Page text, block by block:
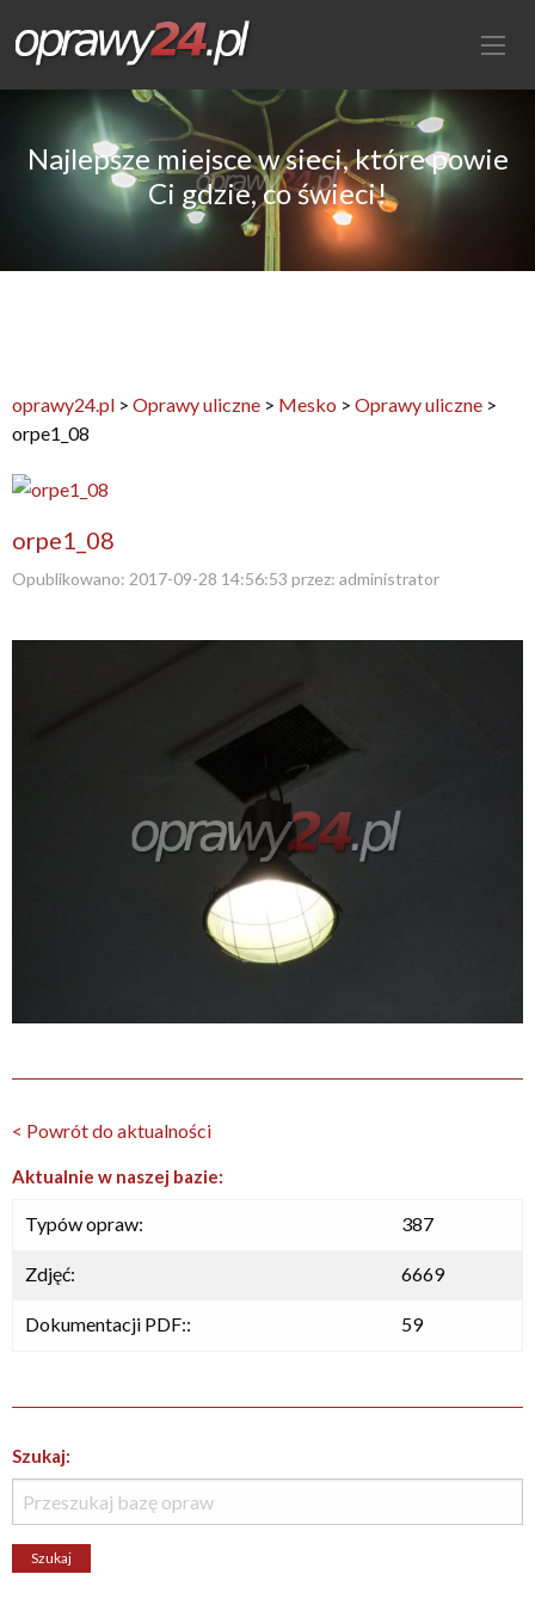
Najlepsze miejsce w sieci, które powie
Ci gdzie, co świeci!
oprawy24.pl > Oprawy uliczne > Mesko > Oprawy uliczne >
orpe1_08
orpe1_08
Opublikowano: 2017-09-28 14:56:53 przez: administrator
< Powrót do aktualności
Aktualnie w naszej bazie:
Typów opraw: 387
Zdjęć: 6669
Dokumentacji PDF:: 59
Szukaj: